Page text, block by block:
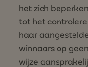
het zich beperken
tot het
haar
winnaars op
wijze